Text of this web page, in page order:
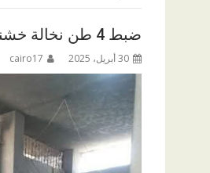
ضبط 4 طن نخالة خشنة بدون فواتير تدل على مصدرها بمنيا القمح بالشرقية
30 أبريل، 2025 cairo17